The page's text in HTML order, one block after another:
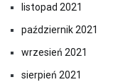
listopad 2021
październik 2021
wrzesień 2021
sierpień 2021